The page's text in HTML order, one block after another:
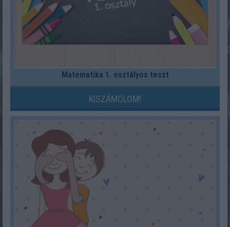
Matematika 1. osztályos teszt
KISZÁMOLOM!